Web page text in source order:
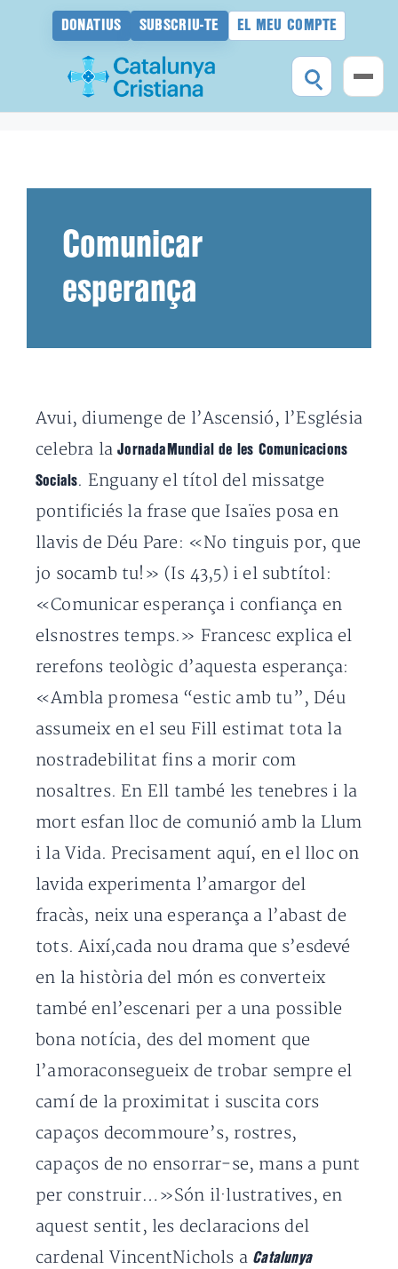
DONATIUS SUBSCRIU-TE EL MEU COMPTE
Comunicar
esperança
Avui, diumenge de l’Ascensió, l’Església
celebra laJornadaMundial de les Comunicacions
Socials. Enguany el títol del missatge
pontificiés la frase que Isaïes posa en
llavis de Déu Pare: «No tinguis por, que
jo socamb tu!» (Is 43,5) i el subtítol:
«Comunicar esperança i confiança en
elsnostres temps.» Francesc explica el
rerefons teològic d’aquesta esperança:
«Ambla promesa “estic amb tu”, Déu
assumeix en el seu Fill estimat tota la
nostradebilitat fins a morir com
nosaltres. En Ell també les tenebres i la
mort esfan lloc de comunió amb la Llum
i la Vida. Precisament aquí, en el lloc on
lavida experimenta l’amargor del
fracàs, neix una esperança a l’abast de
tots. Així,cada nou drama que s’esdevé
en la història del món es converteix
també enl’escenari per a una possible
bona notícia, des del moment que
l’amoraconsegueix de trobar sempre el
camí de la proximitat i suscita cors
capaços decommoure’s, rostres,
capaços de no ensorrar-se, mans a punt
per construir…»Són il·lustratives, en
aquest sentit, les declaracions del
cardenal VincentNichols a Catalunya